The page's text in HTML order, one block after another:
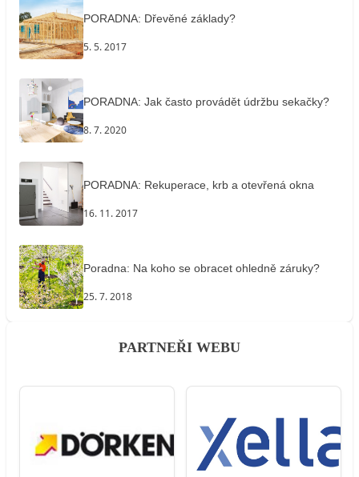
PORADNA: Dřevěné základy?
5. 5. 2017
PORADNA: Jak často provádět údržbu sekačky?
8. 7. 2020
PORADNA: Rekuperace, krb a otevřená okna
16. 11. 2017
Poradna: Na koho se obracet ohledně záruky?
25. 7. 2018
PARTNEŘI WEBU